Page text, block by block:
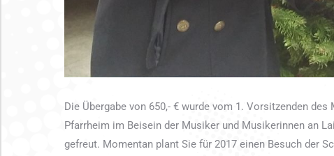
Die Übergabe von 650,- € wurde vom 1. Vorsitzenden
Pfarrheim im Beisein der Musiker und Musikerinnen an
gefreut. Momentan plant Sie für 2017 einen Besuch der